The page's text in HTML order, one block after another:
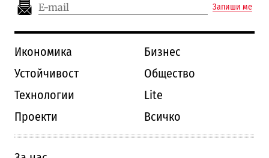
Запиши ме
Икономика
Бизнес
Устойчивост
Общество
Технологии
Lite
Проекти
Всичко